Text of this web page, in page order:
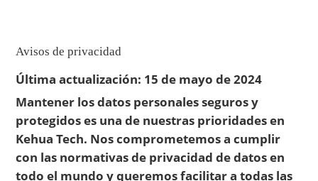
Avisos de privacidad
Última actualización: 15 de mayo de 2024
Mantener los datos personales seguros y
protegidos es una de nuestras prioridades en
Kehua Tech. Nos comprometemos a cumplir
con las normativas de privacidad de datos en
todo el mundo y queremos facilitar a todas las